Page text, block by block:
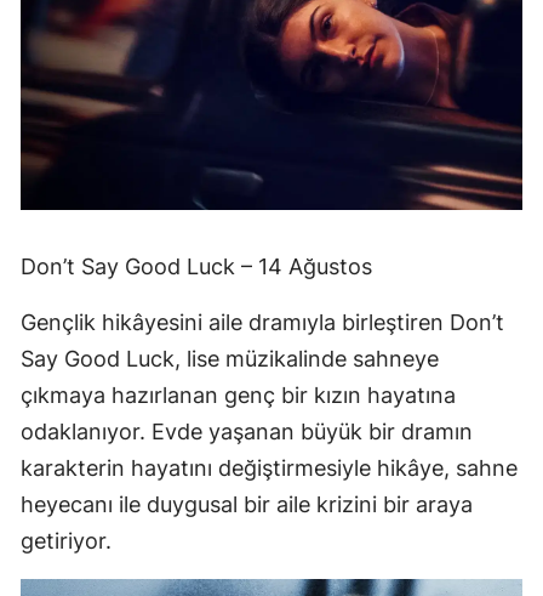
Don’t Say Good Luck – 14 Ağustos
Gençlik hikâyesini aile dramıyla birleştiren Don’t
Say Good Luck, lise müzikalinde sahneye
çıkmaya hazırlanan genç bir kızın hayatına
odaklanıyor. Evde yaşanan büyük bir dramın
karakterin hayatını değiştirmesiyle hikâye, sahne
heyecanı ile duygusal bir aile krizini bir araya
getiriyor.